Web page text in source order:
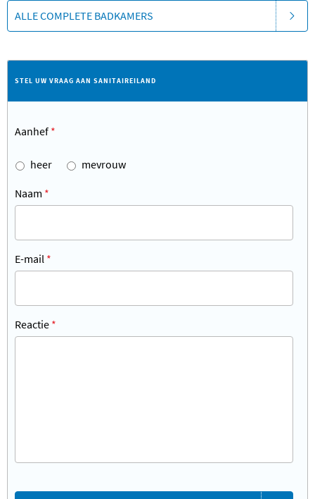
ALLE COMPLETE BADKAMERS
STEL UW VRAAG AAN SANITAIREILAND
Aanhef *
heer mevrouw
Naam *
E-mail *
Reactie *